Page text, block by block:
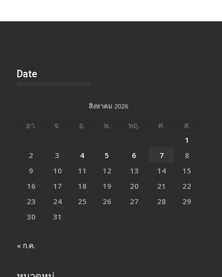
Date
สิงหาคม 2026
อา. จ. อ. พ. พฤ. ศ.
ส.
1
2
3 4 5 6 7
8
9
10 11 12 13 14
15
16
17 18 19 20 21
22
23
24 25 26 27 28
29
30
31
« ก.ค.